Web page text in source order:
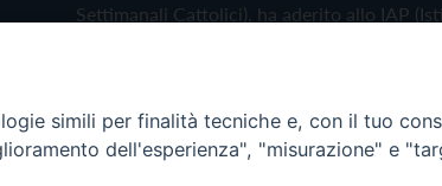
Settimanali Cattolici), ha aderito allo IAP
Privacy Policy Cookie Policy
simili per finalità tecniche e, con il tuo
dell'esperienza", "misurazione" e